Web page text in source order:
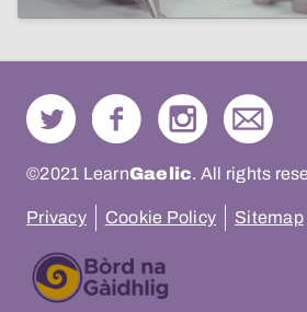
©2021 LearnGaelic. All rights
Privacy Cookie Policy Sitemap